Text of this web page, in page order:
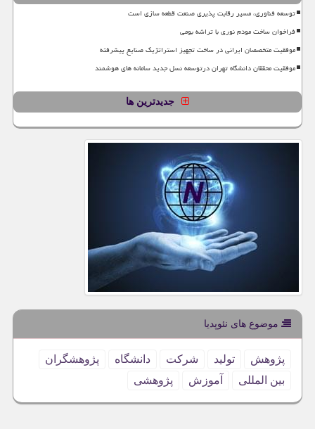
توسعه فناوری، مسیر رقابت پذیری صنعت قطعه سازی است
فراخوان ساخت مودم نوری با تراشه بومی
موفقیت متخصصان ایرانی در ساخت تجهیز استراتژیک صنایع پیشرفته
موفقیت محققان دانشگاه تهران درتوسعه نسل جدید سامانه های هوشمند
جدیدترین ها
موضوع های نئوپدیا
پژوهش تولید شركت دانشگاه
پژوهشگران
بین المللی
آموزش پژوهشی